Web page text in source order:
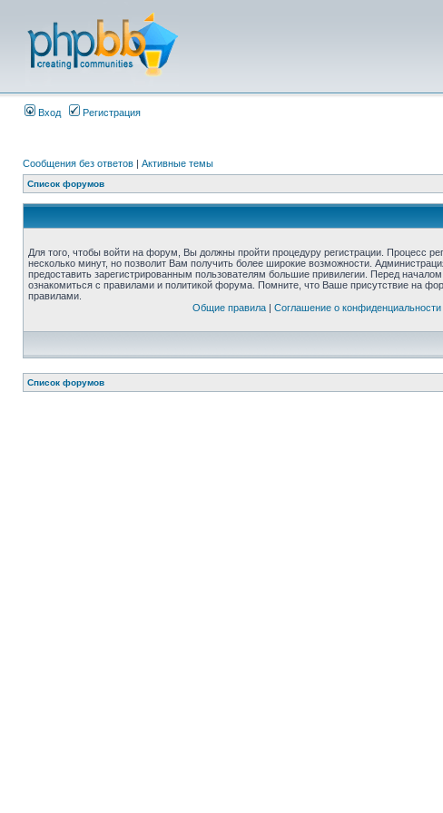
Вход Регистрация
Сообщения без ответов | Активные темы
Список форумов
Для того, чтобы войти на форум, Вы должны пройти процедуру регистрации. Процесс
несколько минут, но позволит Вам получить более широкие возможности.
предоставить зарегистрированным пользователям большие привилегии. Перед
ознакомиться с правилами и политикой форума. Помните, что Ваше присутствие на
правилами.
Общие правила| Соглашение о конфиденциальности
Список форумов